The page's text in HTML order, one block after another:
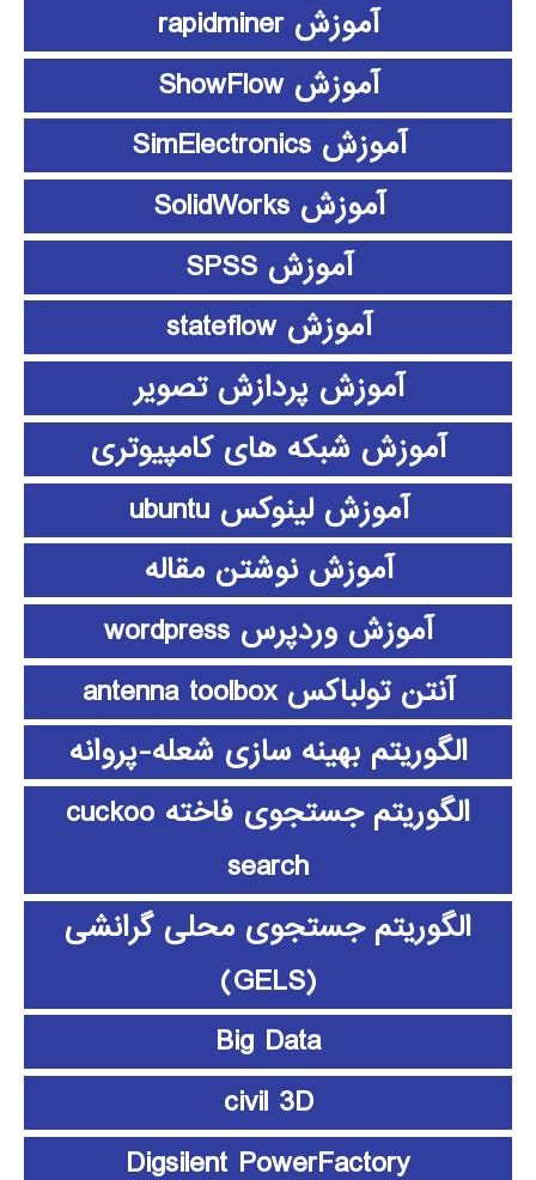
آموزش rapidminer
آموزش ShowFlow
آموزش SimElectronics
آموزش SolidWorks
آموزش SPSS
آموزش stateflow
آموزش پردازش تصویر
آموزش شبکه های کامپیوتری
آموزش لینوکس ubuntu
آموزش نوشتن مقاله
آموزش وردپرس wordpress
آنتن تولباکس antenna toolbox
الگوریتم بهینه سازی شعله-پروانه
الگوریتم جستجوی فاخته cuckoo
search
الگوریتم جستجوی محلی گرانشی
(GELS)
Big Data
civil 3D
Digsilent PowerFactory